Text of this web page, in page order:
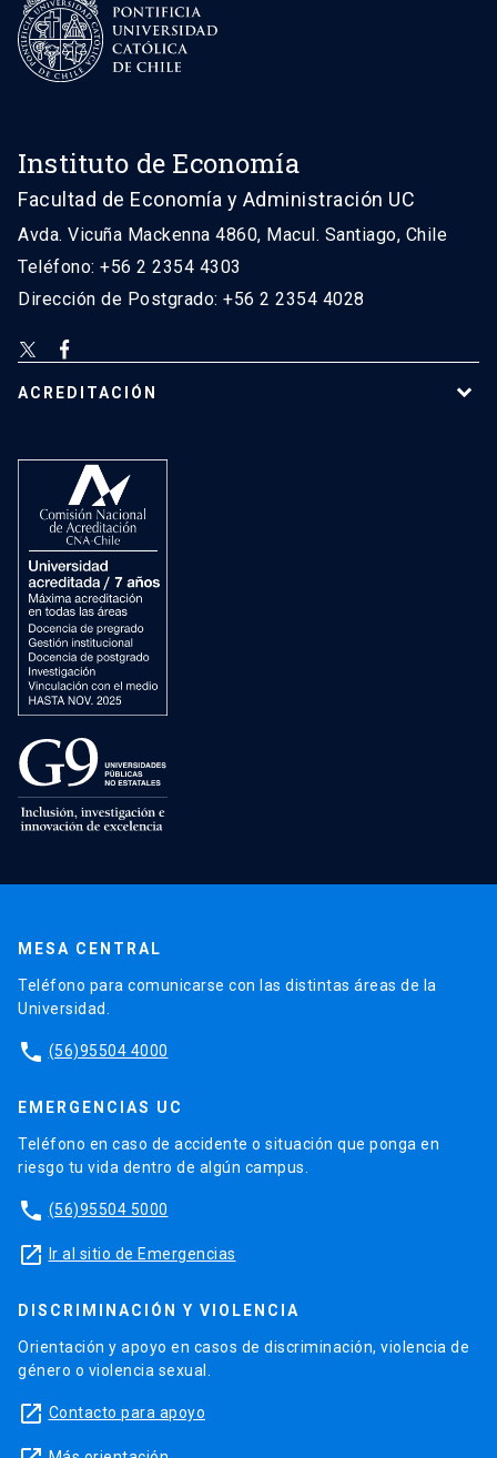
Instituto de Economía
Facultad de Economía y Administración UC
Avda. Vicuña Mackenna 4860, Macul. Santiago, Chile
Teléfono: +56 2 2354 4303
Dirección de Postgrado: +56 2 2354 4028
ACREDITACIÓN
MESA CENTRAL
Teléfono para comunicarse con las distintas áreas de la
Universidad.
phone (56)95504 4000
EMERGENCIAS UC
Teléfono en caso de accidente o situación que ponga en
riesgo tu vida dentro de algún campus.
phone (56)95504 5000
launch Ir al sitio de Emergencias
DISCRIMINACIÓN Y VIOLENCIA
Orientación y apoyo en casos de discriminación, violencia de
género o violencia sexual.
launch Contacto para apoyo